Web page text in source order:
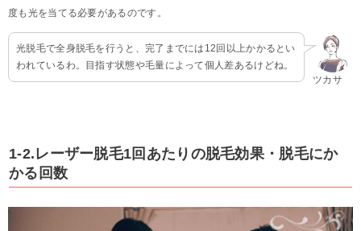
度も光を当てる必要があるのです。
ツカサ
光脱毛で全身脱毛を行うと、完了までには12回以上かかるとい
われているわ。目指す状態や毛量によって個人差あるけどね。
1-2.レーザー脱毛1回あたりの脱毛効果・脱毛にか
かる回数